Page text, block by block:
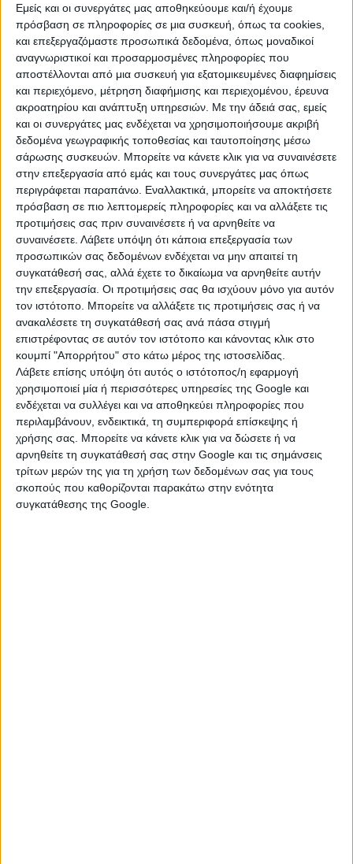
Εμείς και οι συνεργάτες μας αποθηκεύουμε και/ή έχουμε
πρόσβαση σε πληροφορίες σε μια συσκευή, όπως τα cookies,
και επεξεργαζόμαστε προσωπικά δεδομένα, όπως μοναδικοί
αναγνωριστικοί και προσαρμοσμένες πληροφορίες που
αποστέλλονται από μια συσκευή για εξατομικευμένες διαφημίσεις
και περιεχόμενο, μέτρηση διαφήμισης και περιεχομένου, έρευνα
ακροατηρίου και ανάπτυξη υπηρεσιών. Με την άδειά σας, εμείς
και οι συνεργάτες μας ενδέχεται να χρησιμοποιήσουμε ακριβή
δεδομένα γεωγραφικής τοποθεσίας και ταυτοποίησης μέσω
σάρωσης συσκευών. Μπορείτε να κάνετε κλικ για να συναινέσετε
στην επεξεργασία από εμάς και τους συνεργάτες μας όπως
περιγράφεται παραπάνω. Εναλλακτικά, μπορείτε να αποκτήσετε
πρόσβαση σε πιο λεπτομερείς πληροφορίες και να αλλάξετε τις
προτιμήσεις σας πριν συναινέσετε ή να αρνηθείτε να
συναινέσετε. Λάβετε υπόψη ότι κάποια επεξεργασία των
προσωπικών σας δεδομένων ενδέχεται να μην απαιτεί τη
συγκατάθεσή σας, αλλά έχετε το δικαίωμα να αρνηθείτε αυτήν
την επεξεργασία. Οι προτιμήσεις σας θα ισχύουν μόνο για αυτόν
τον ιστότοπο. Μπορείτε να αλλάξετε τις προτιμήσεις σας ή να
ανακαλέσετε τη συγκατάθεσή σας ανά πάσα στιγμή
επιστρέφοντας σε αυτόν τον ιστότοπο και κάνοντας κλικ στο
κουμπί "Απορρήτου" στο κάτω μέρος της ιστοσελίδας.
Λάβετε επίσης υπόψη ότι αυτός ο ιστότοπος/η εφαρμογή
χρησιμοποιεί μία ή περισσότερες υπηρεσίες της Google και
ενδέχεται να συλλέγει και να αποθηκεύει πληροφορίες που
περιλαμβάνουν, ενδεικτικά, τη συμπεριφορά επίσκεψης ή
χρήσης σας. Μπορείτε να κάνετε κλικ για να δώσετε ή να
αρνηθείτε τη συγκατάθεσή σας στην Google και τις σημάνσεις
τρίτων μερών της για τη χρήση των δεδομένων σας για τους
σκοπούς που καθορίζονται παρακάτω στην ενότητα
συγκατάθεσης της Google.
δραστηριοποιείται στη Βαμβακού Λακωνίας,
υλοποιώντας την πρωτοβουλία Αναβίωσης του
χωριού, αναζητά συνεργάτη για την κάλυψη της θέσης
του Incubation Program Manager. Όραμα της ομάδας
είναι η δημιουργία ενός χωριού πρoτύπου
βασισμένου στη βιώσιμη ανάπτυξη με στόχο την
επιστροφή μόνιμων κατοίκων. Οι τομείς δράσης του
οργανισμού αφορούν στον τουρισμό και την
επιχειρηματικότητα, τον πολιτισμό και την
εκπαίδευση, την αγροδιατροφή και την καινοτομία.
Στο πλαίσιο της προσπάθειας αναζωογόνησης του
τόπου πρόκειται να δημιουργηθεί και να
λειτουργήσει, στο χωριό, μέσα στους επόμενους έξι
μήνες μία θερμοκοιτίδα-δομή φιλοξενίας νέων ή υπό
ίδρυση επιχειρήσεων, που θα έχουν έδρα στη
Βαμβακού, αλλά και την ευρύτερη περιοχή-
Περιφέρεια. Η θερμοκοιτίδα επιχειρήσεων εντάσσεται
στο Επιχειρησιακό Πρόγραμμα Πελοπόννησος 2014-
2020.
Ο συνεργάτης καλείτε να αναλάβει αρμοδιότητες που
αφορούν στη στρατηγική και τη λειτουργίας της
θερμοκοιτίδας, την υλοποίηση του προγράμματος
θερμοκοιτίασης, αλλά και τον γενικότερο συντονισμό
του έργου.
Η πρωτοβουλία για την Αναβίωση της Βαμβακούς